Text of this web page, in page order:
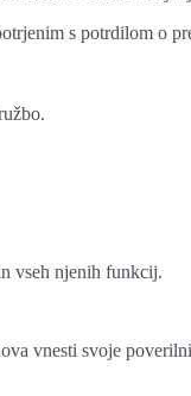
s potrdilom o
vseh njenih funkcij.
vnesti svoje